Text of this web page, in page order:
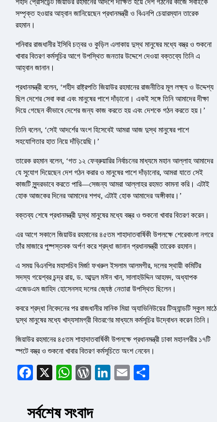
শহীদ প্রেসিডেন্ট জিয়াউর রহমানের আদর্শে দীক্ষিত হয়ে দেশ গঠনের কাজে সবাইকে
সম্পৃক্ত হওয়ার আহ্বান জানিয়েছেন প্রধানমন্ত্রী ও বিএনপি চেয়ারম্যান তারেক
রহমান।
শনিবার রাজধানীর ইসিবি চত্বর ও কুড়িল এলাকায় দুস্থ মানুষের মধ্যে বস্ত্র ও শুকনো
খাবার বিতরণ কর্মসূচির আগে উপস্থিত জনতার উদ্দেশে দেওয়া বক্তব্যে তিনি এ
আহ্বান জানান।
প্রধানমন্ত্রী বলেন, ‘শহীদ রাষ্ট্রপতি জিয়াউর রহমানের রাজনীতির মূল লক্ষ্য ও উদ্দেশ্য
ছিল দেশের সেবা করা এবং মানুষের পাশে দাঁড়ানো। একই সঙ্গে তিনি আমাদের দীক্ষা
দিয়ে গেছেন কীভাবে দেশের জন্য কাজ করতে হয় এবং দেশকে গঠন করতে হয়।’
তিনি বলেন, ‘সেই আদর্শের অংশ হিসেবেই আমরা আজ দুস্থ মানুষের পাশে
সহযোগিতার হাত নিয়ে দাঁড়িয়েছি।’
তারেক রহমান বলেন, ‘গত ১২ ফেব্রুয়ারির নির্বাচনের মাধ্যমে মহান আল্লাহ আমাদের
যে সুযোগ দিয়েছেন দেশ গঠন করার ও মানুষের পাশে দাঁড়ানোর, আমরা যাতে সেই
কাজটি সুন্দরভাবে করতে পারি—সেজন্য আমরা আল্লাহর রহমত কামনা করি। এটাই
হোক আজকের দিনের আমাদের শপথ, এটাই হোক আমাদের অঙ্গীকার।’
বক্তব্য শেষে প্রধানমন্ত্রী দুস্থ মানুষের মধ্যে বস্ত্র ও শুকনো খাবার বিতরণ করেন।
এর আগে সকালে জিয়াউর রহমানের ৪৫তম শাহাদাতবার্ষিকী উপলক্ষে শেরেবাংলা নগরে
তাঁর মাজারে পুষ্পস্তবক অর্পণ করে শ্রদ্ধা জানান প্রধানমন্ত্রী তারেক রহমান।
এ সময় বিএনপির মহাসচিব মির্জা ফখরুল ইসলাম আলমগীর, দলের স্থায়ী কমিটির
সদস্য গয়েশ্বর চন্দ্র রায়, ড. আব্দুল মঈন খান, সালাহউদ্দিন আহমদ, অধ্যাপক
এজেডএম জাহিদ হোসেনসহ দলের জ্যেষ্ঠ নেতারা উপস্থিত ছিলেন।
কবরে শ্রদ্ধা নিবেদনের পর রাজধানীর মানিক মিয়া অ্যাভিনিউয়ের টিঅ্যান্ডটি স্কুল মাঠে
দুস্থ মানুষের মধ্যে খাদ্যসামগ্রী বিতরণের মাধ্যমে কর্মসূচির উদ্বোধন করেন তিনি।
জিয়াউর রহমানের ৪৫তম শাহাদাতবার্ষিকী উপলক্ষে প্রধানমন্ত্রী ঢাকা মহানগরীর ১৭টি
স্পটে বস্ত্র ও শুকনো খাবার বিতরণ কর্মসূচিতে অংশ নেবেন।
Facebook
X WhatsApp
WordPress
LinkedIn
Email
সর্বশেষ সংবাদ